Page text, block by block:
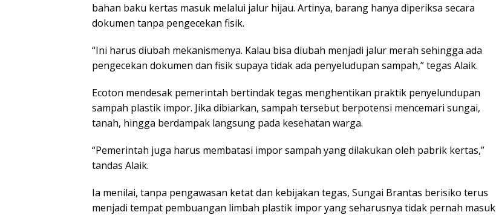
bahan baku kertas masuk melalui jalur hijau. Artinya, barang hanya diperiksa secara
dokumen tanpa pengecekan fisik.
“Ini harus diubah mekanismenya. Kalau bisa diubah menjadi jalur merah sehingga ada
pengecekan dokumen dan fisik supaya tidak ada penyeludupan sampah,” tegas Alaik.
Ecoton mendesak pemerintah bertindak tegas menghentikan praktik penyelundupan
sampah plastik impor. Jika dibiarkan, sampah tersebut berpotensi mencemari sungai,
tanah, hingga berdampak langsung pada kesehatan warga.
“Pemerintah juga harus membatasi impor sampah yang dilakukan oleh pabrik kertas,”
tandas Alaik.
Ia menilai, tanpa pengawasan ketat dan kebijakan tegas, Sungai Brantas berisiko terus
menjadi tempat pembuangan limbah plastik impor yang seharusnya tidak pernah masuk